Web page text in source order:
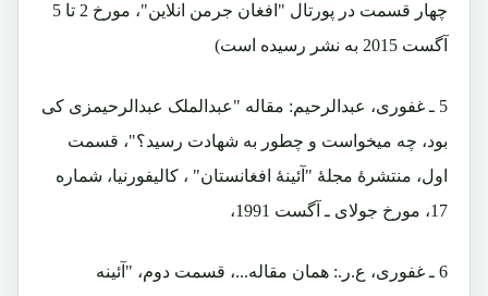
چهار قسمت در پورتال "افغان جرمن انلاین"، مورخ 2 تا 5
آگست 2015 به نشر رسیده است)
5 ـ غفوری، عبدالرحیم: مقاله "عبدالملک عبدالرحیمزی کی
بود، چه میخواست و چطور به شهادت رسید؟"، قسمت
اول، منتشرۀ مجلۀ "آئینۀ افغانستان" ، کالیفورنیا، شماره
17، مورخ جولای ـ آگست 1991،
6 ـ غفوری، ع.ر.: همان مقاله...، قسمت دوم، "آئینه